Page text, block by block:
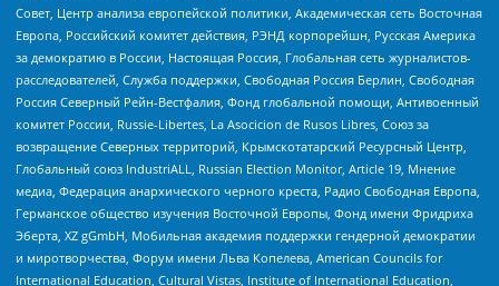
Совет, Центр анализа европейской политики, Академическая сеть Восточная
Европа, Российский комитет действия, РЭНД корпорейшн, Русская Америка
за демократию в России, Настоящая Россия, Глобальная сеть журналистов-
расследователей, Служба поддержки, Свободная Россия Берлин, Свободная
Россия Северный Рейн-Вестфалия, Фонд глобальной помощи, Антивоенный
комитет России, Russie-Libertes, La Asocicion de Rusos Libres, Союз за
возвращение Северных территорий, Крымскотатарский Ресурсный Центр,
Глобальный союз IndustriALL, Russian Election Monitor, Article 19, Мнение
медиа, Федерация анархического черного креста, Радио Свободная Европа,
Германское общество изучения Восточной Европы, Фонд имени Фридриха
Эберта, XZ gGmbH, Мобильная академия поддержки гендерной демократии
и миротворчества, Форум имени Льва Копелева, American Councils for
International Education, Cultural Vistas, Institute of International Education,